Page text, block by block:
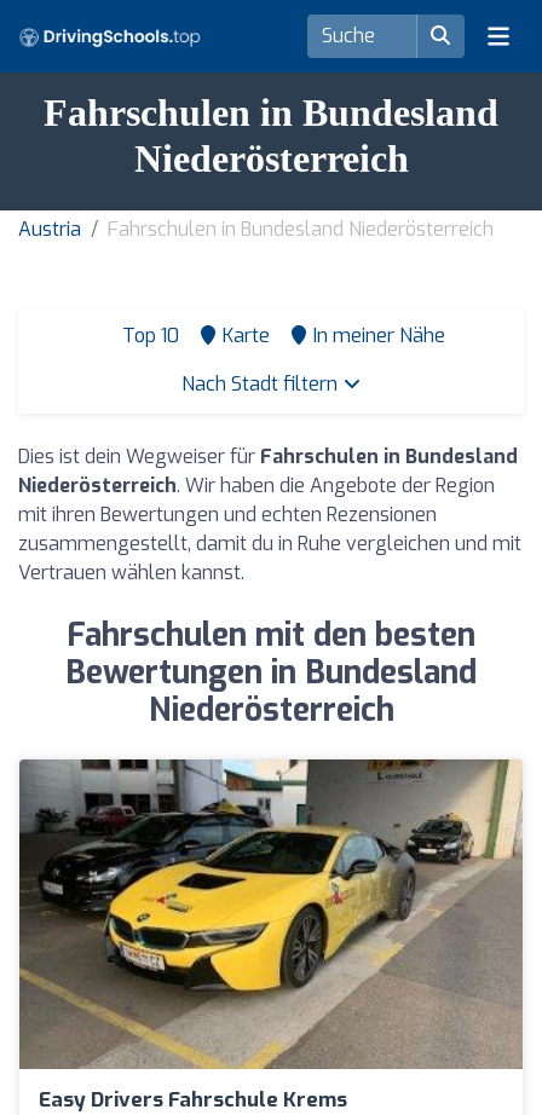
Fahrschulen in Bundesland
Niederösterreich
Austria Fahrschulen in Bundesland Niederösterreich
Top 10 Karte
In meiner Nähe
Nach Stadt filtern
Dies ist dein Wegweiser für Fahrschulen in Bundesland
Niederösterreich. Wir haben die Angebote der Region
mit ihren Bewertungen und echten Rezensionen
zusammengestellt, damit du in Ruhe vergleichen und mit
Vertrauen wählen kannst.
Fahrschulen mit den besten
Bewertungen in Bundesland
Niederösterreich
Easy Drivers Fahrschule Krems